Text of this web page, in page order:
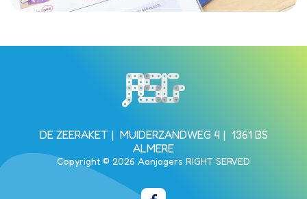
Bezoek de homepagina van de
DE ZEERAKET MUIDERZANDWEG 4
1361 BS
ALMERE
Copyright © 2026 Aanjagers RIGHT SERVED